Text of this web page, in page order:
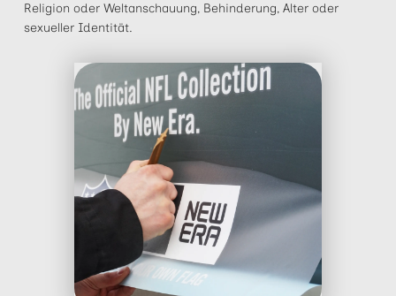
Religion oder Weltanschauung, Behinderung, Alter oder
sexueller Identität.